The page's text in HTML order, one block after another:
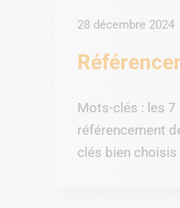
28 décembre 2024
Mots-clés : les 7
référencement
clés bien choisis